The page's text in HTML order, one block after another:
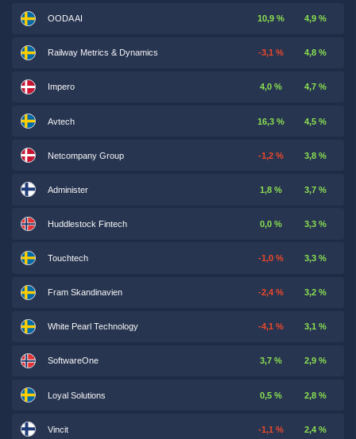
OODA AI 10,9 % 4,9 %
Railway Metrics & Dynamics -3,1 % 4,8 %
Impero 4,0 % 4,7 %
Avtech 16,3 % 4,5 %
Netcompany Group -1,2 % 3,8 %
Administer 1,8 % 3,7 %
Huddlestock Fintech 0,0 % 3,3 %
Touchtech -1,0 % 3,3 %
Fram Skandinavien -2,4 % 3,2 %
White Pearl Technology -4,1 % 3,1 %
SoftwareOne 3,7 % 2,9 %
Loyal Solutions 0,5 % 2,8 %
Vincit -1,1 % 2,4 %